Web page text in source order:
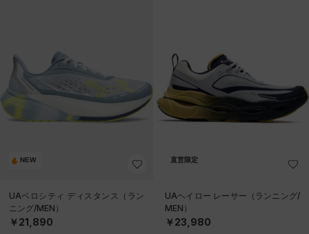
NEW
UAベロシティ ディスタンス（ラン
ニング/MEN）
￥21,890
直営限定
UAヘイロー レーサー（ランニング/
MEN）
￥23,980